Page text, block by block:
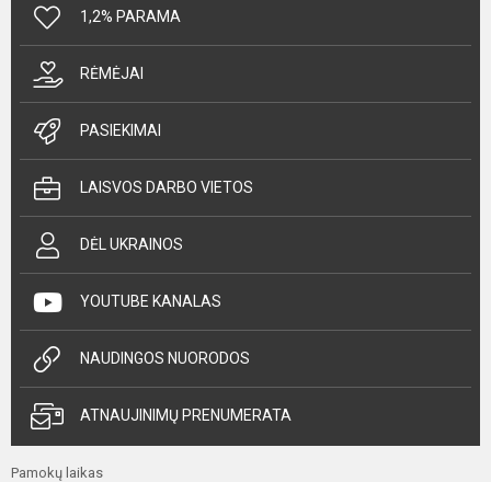
1,2% PARAMA
RĖMĖJAI
PASIEKIMAI
LAISVOS DARBO VIETOS
DĖL UKRAINOS
YOUTUBE KANALAS
NAUDINGOS NUORODOS
ATNAUJINIMŲ PRENUMERATA
Pamokų laikas